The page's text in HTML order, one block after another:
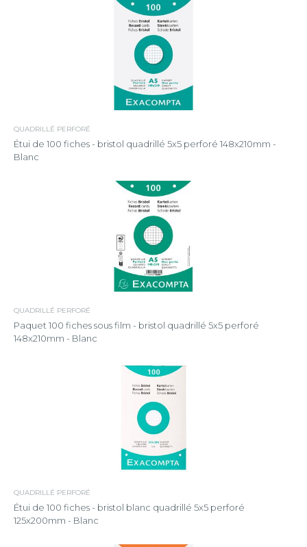
QUADRILLÉ PERFORÉ
Étui de 100 fiches - bristol quadrillé 5x5 perforé 148x210mm -
Blanc
QUADRILLÉ PERFORÉ
Paquet 100 fiches sous film - bristol quadrillé 5x5 perforé
148x210mm - Blanc
QUADRILLÉ PERFORÉ
Étui de 100 fiches - bristol blanc quadrillé 5x5 perforé
125x200mm - Blanc